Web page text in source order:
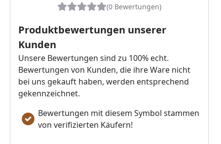
(0 Bewertungen)
Produktbewertungen unserer
Kunden
Unsere Bewertungen sind zu 100% echt.
Bewertungen von Kunden, die ihre Ware nicht
bei uns gekauft haben, werden entsprechend
gekennzeichnet.
Bewertungen mit diesem Symbol stammen
von verifizierten Käufern!